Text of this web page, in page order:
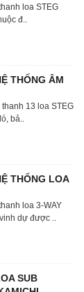
loa STEG
đ..
THỐNG ÂM
13 loa STEG
bả..
THỐNG LOA
loa 3-WAY
dự được ..
SUB